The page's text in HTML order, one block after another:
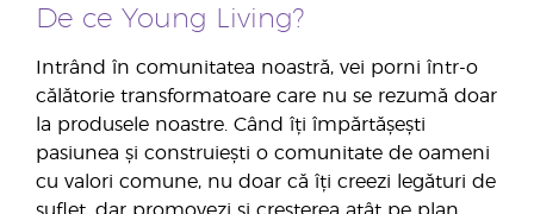
De ce Young Living?
Intrând în comunitatea noastră, vei porni într-o
călătorie transformatoare care nu se rezumă doar
la produsele noastre. Când îți împărtășești
pasiunea și construiești o comunitate de oameni
cu valori comune, nu doar că îți creezi legături de